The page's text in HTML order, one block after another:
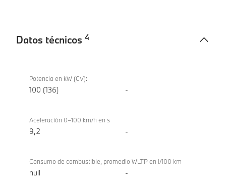
Datos técnicos 4
técnicos
sDrive18i
Potencia en kW (CV):
100 (136) -
Aceleración 0–100 km/h en s
9,2 -
Consumo de combustible, promedio WLTP en l/100 km
null -